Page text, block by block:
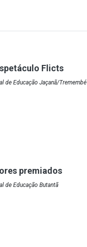
Flicts
de Educação Jaçanã/Tremembé
premiados
de Educação Butantã